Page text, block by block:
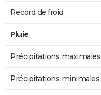
Record de froid
Pluie
Précipitations maximales
Précipitations minimales